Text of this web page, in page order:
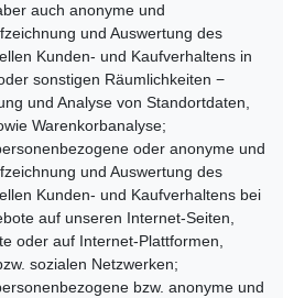
auch anonyme und
und Auswertung des
Kunden- und Kaufverhaltens in
sonstigen Räumlichkeiten −
und Analyse von Standortdaten,
Warenkorbanalyse;
oder anonyme und
und Auswertung des
Kunden- und Kaufverhaltens bei
auf unseren Internet-Seiten,
oder auf Internet-Plattformen,
sozialen Netzwerken;
bzw. anonyme und